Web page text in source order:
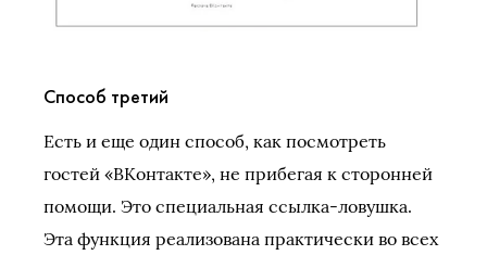
Способ третий
Есть и еще один способ, как посмотреть
гостей «ВКонтакте», не прибегая к сторонней
помощи. Это специальная ссылка-ловушка.
Эта функция реализована практически во всех